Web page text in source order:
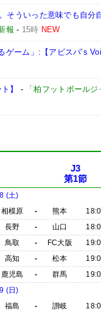
そういった意味でも自分
報 - 15時 NEW
ーム」:【アビスパ’s
】 -
「柏フットボール
J3
第1節
(土)
相模原
- 熊本
長野
- 山口
鳥取
- FC大阪
高知
- 松本
鹿児島
- 群馬
(日)
福島
- 讃岐